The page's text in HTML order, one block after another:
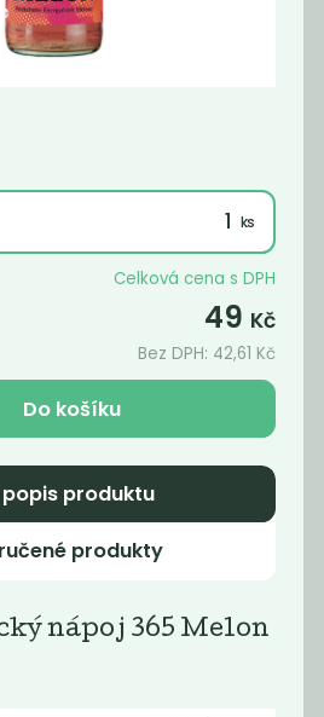
broskev
Šumavěnka
45Kč
Celková cena s DPH
49 Kč
Bez DPH: 42,61 Kč
Do košíku
produktu
produkty
nápoj 365 Melon